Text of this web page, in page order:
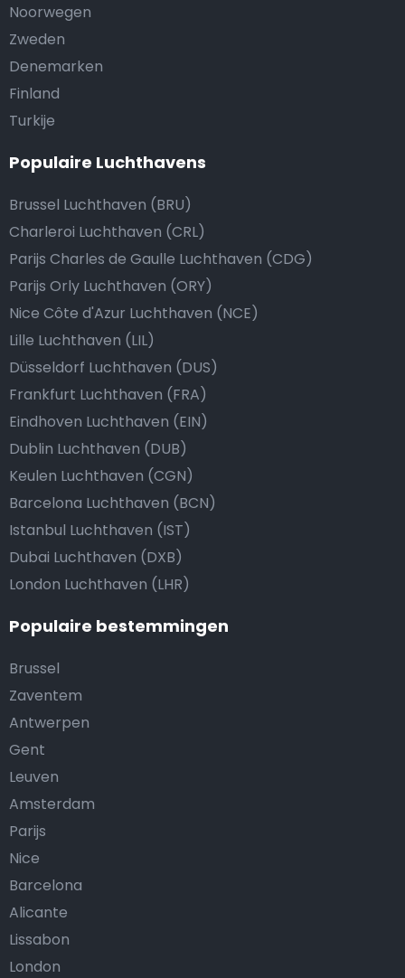
Noorwegen
Zweden
Denemarken
Finland
Turkije
Populaire Luchthavens
Brussel Luchthaven (BRU)
Charleroi Luchthaven (CRL)
Parijs Charles de Gaulle Luchthaven (CDG)
Parijs Orly Luchthaven (ORY)
Nice Côte d'Azur Luchthaven (NCE)
Lille Luchthaven (LIL)
Düsseldorf Luchthaven (DUS)
Frankfurt Luchthaven (FRA)
Eindhoven Luchthaven (EIN)
Dublin Luchthaven (DUB)
Keulen Luchthaven (CGN)
Barcelona Luchthaven (BCN)
Istanbul Luchthaven (IST)
Dubai Luchthaven (DXB)
London Luchthaven (LHR)
Populaire bestemmingen
Brussel
Zaventem
Antwerpen
Gent
Leuven
Amsterdam
Parijs
Nice
Barcelona
Alicante
Lissabon
London